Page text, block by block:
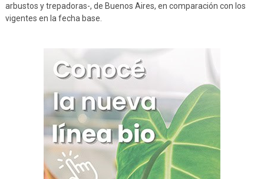
arbustos y trepadoras-, de Buenos Aires, en comparación con los
vigentes en la fecha base.